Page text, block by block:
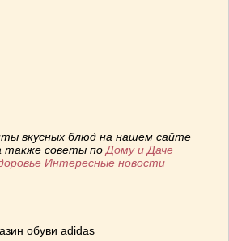
вкусных блюд на нашем сайте
также советы по Дому и Даче
Интересные новости
обуви adidas